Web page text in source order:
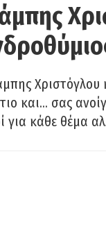
Χριστόγλου
και… σας
για κάθε θέμα